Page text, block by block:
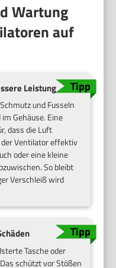
Wartung
auf
Leistung
und Fusseln
Gehäuse. Eine
dass die Luft
Ventilator effektiv
oder eine kleine
So bleibt
Verschleiß wird
Tasche oder
schützt vor Stößen